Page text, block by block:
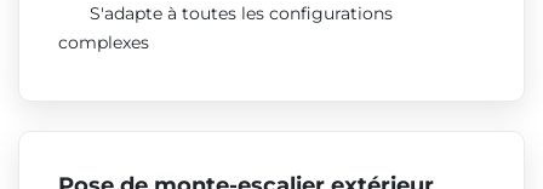
S'adapte à toutes les configurations
complexes